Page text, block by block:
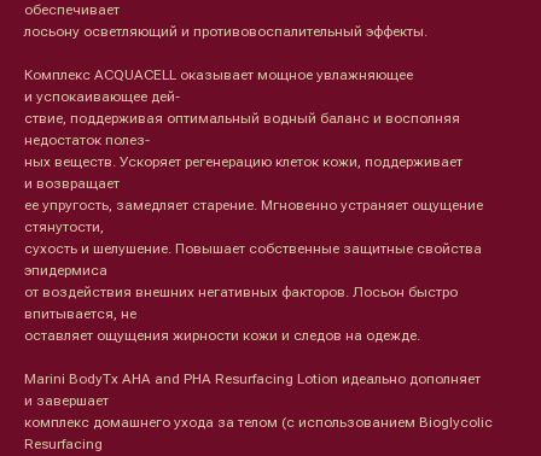
обеспечивает
лосьону осветляющий и противовоспалительный эффекты.
Комплекс ACQUACELL оказывает мощное увлажняющее
и успокаивающее дей-
ствие, поддерживая оптимальный водный баланс и восполняя
недостаток полез-
ных веществ. Ускоряет регенерацию клеток кожи, поддерживает
и возвращает
ее упругость, замедляет старение. Мгновенно устраняет ощущение
стянутости,
сухость и шелушение. Повышает собственные защитные свойства
эпидермиса
от воздействия внешних негативных факторов. Лосьон быстро
впитывается, не
оставляет ощущения жирности кожи и следов на одежде.
Marini BodyTx AHA and PHA Resurfacing Lotion идеально дополняет
и завершает
комплекс домашнего ухода за телом (с использованием Bioglycolic
Resurfacing